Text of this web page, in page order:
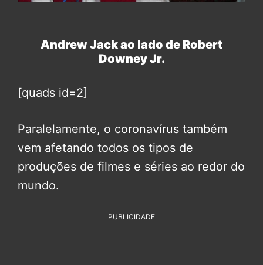
Andrew Jack ao lado de Robert
Downey Jr.
[quads id=2]
Paralelamente, o coronavírus também
vem afetando todos os tipos de
produções de filmes e séries ao redor do
mundo.
PUBLICIDADE